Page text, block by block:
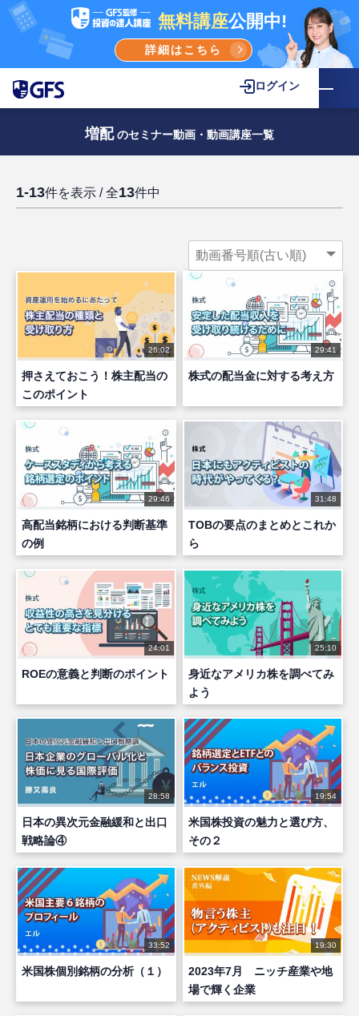
無料講座公開中!
詳細はこちら
ログイン
増配 のセミナー動画・動画講座一覧
1-13件を表示 / 全13件中
26:02
押さえておこう！株主配当の
このポイント
29:41
株式の配当金に対する考え方
29:46
高配当銘柄における判断基準
の例
31:48
TOBの要点のまとめとこれか
ら
24:01
ROEの意義と判断のポイント
25:10
身近なアメリカ株を調べてみ
よう
28:58
日本の異次元金融緩和と出口
戦略論④
19:54
米国株投資の魅力と選び方、
その２
33:52
米国株個別銘柄の分析（１）
19:30
2023年7月 ニッチ産業や地
場で輝く企業